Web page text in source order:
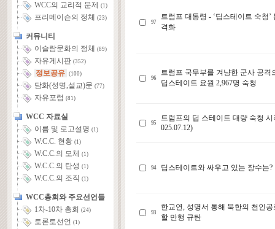
WCC의 교리적 문제 (1)
프리메이슨의 정체 (23)
커뮤니티
이슬람문화의 정체
(89)
자유게시판 (352)
정보공유 (100)
담화(성명,설교)문 (77)
자유포럼 (81)
WCC 자료실
이름 및 로고설명 (1)
W.C.C. 현황 (1)
W.C.C.의 모체 (1)
W.C.C.의 탄생 (1)
W.C.C.의 조직 (1)
WCC총회와 주요선언들
1차-10차 총회 (24)
토론토선언 (1)
97
트럼프 대통령 - ‘딥스테이트 숙청’
격화
96
트럼프 국무부를 겨냥한 군사 공격
딥스테이트 요원 2,967명 숙청
95
트럼프의 딥 스테이트 대량 숙청 시
025.07.12)
94 딥스테이트와 싸우고 있는 장수는?
93
한교연, 성명서 통해 북한의 천인공
할 만행 규탄